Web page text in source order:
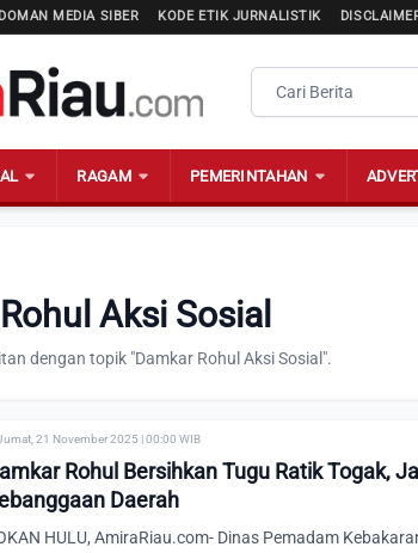
MEDIA SIBER KODE ETIK JURNALISTIK
RAGAM PEMERINTAHAN
Aksi Sosial
dengan topik "Damkar Rohul Aksi Sosial".
21 November 2025 | 00:00 WIB
Rohul Bersihkan Tugu Ratik Togak,
Daerah
HULU, AmiraRiau.com- Dinas Pemadam